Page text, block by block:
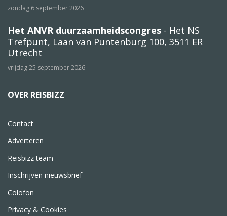
zondag 6 september 2026
Het ANVR duurzaamheidscongres - Het NS
Trefpunt, Laan van Puntenburg 100, 3511 ER
Utrecht
vrijdag 25 september 2026
OVER REISBIZZ
Contact
Adverteren
Reisbizz team
Inschrijven nieuwsbrief
Colofon
Privacy & Cookies